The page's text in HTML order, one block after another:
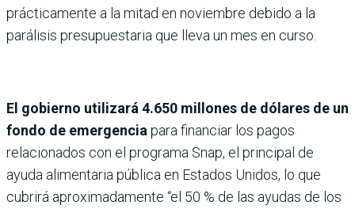
prácticamente a la mitad en noviembre debido a la
parálisis presupuestaria que lleva un mes en curso.
El gobierno utilizará 4.650 millones de dólares de un
fondo de emergencia para financiar los pagos
relacionados con el programa Snap, el principal de
ayuda alimentaria pública en Estados Unidos, lo que
cubrirá aproximadamente “el 50 % de las ayudas de los